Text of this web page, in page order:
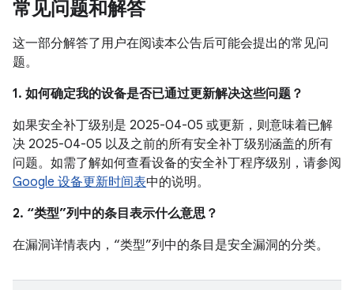
常见问题和解答
这一部分解答了用户在阅读本公告后可能会提出的常见问
题。
1. 如何确定我的设备是否已通过更新解决这些问题？
如果安全补丁级别是 2025-04-05 或更新，则意味着已解
决 2025-04-05 以及之前的所有安全补丁级别涵盖的所有
问题。如需了解如何查看设备的安全补丁程序级别，请参阅
Google 设备更新时间表中的说明。
2. “类型”列中的条目表示什么意思？
在漏洞详情表内，“类型”列中的条目是安全漏洞的分类。